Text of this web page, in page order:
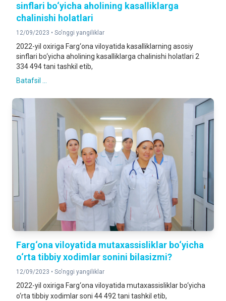
sinflari bo‘yicha aholining kasalliklarga
chalinishi holatlari
12/09/2023 • So'nggi yangiliklar
2022-yil oxiriga Farg‘ona viloyatida kasalliklarning asosiy
sinflari bo‘yicha aholining kasalliklarga chalinishi holatlari 2
334 494 tani tashkil etib,
Batafsil ...
Farg‘ona viloyatida mutaxassisliklar bo‘yicha
o‘rta tibbiy xodimlar sonini bilasizmi?
12/09/2023 • So'nggi yangiliklar
2022-yil oxiriga Farg‘ona viloyatida mutaxassisliklar bo‘yicha
o‘rta tibbiy xodimlar soni 44 492 tani tashkil etib,